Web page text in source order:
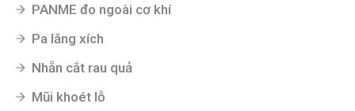
PANME đo ngoài cơ khí
Pa lăng xích
Nhẵn cắt rau quả
Mũi khoét lỗ